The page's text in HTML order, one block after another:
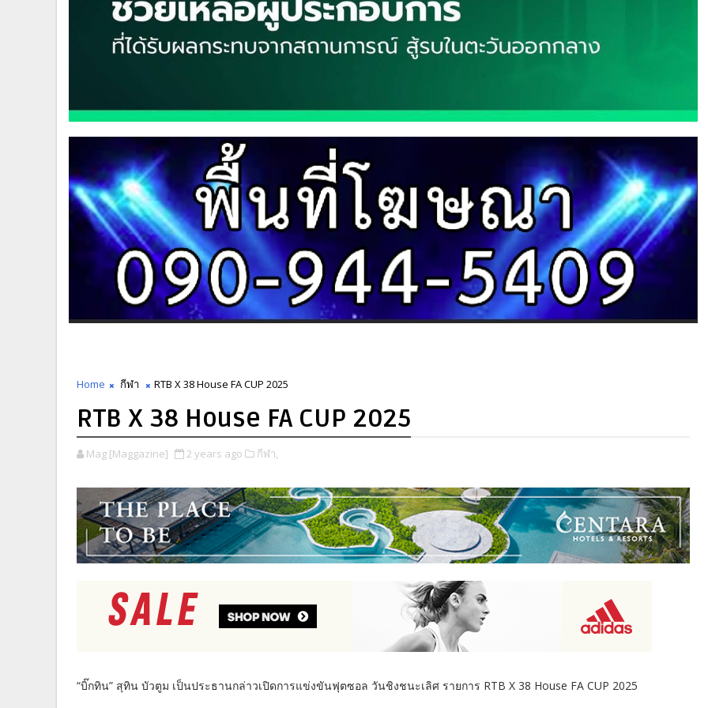
Home กีฬา RTB X 38 House FA CUP 2025
RTB X 38 House FA CUP 2025
Mag [Maggazine] 2 years ago กีฬา,
“บิ๊กทิน” สุทิน บัวตูม เป็นประธานกล่าวเปิดการแข่งขันฟุตซอล วันชิงชนะเลิศ รายการ RTB X 38 House FA CUP 2025